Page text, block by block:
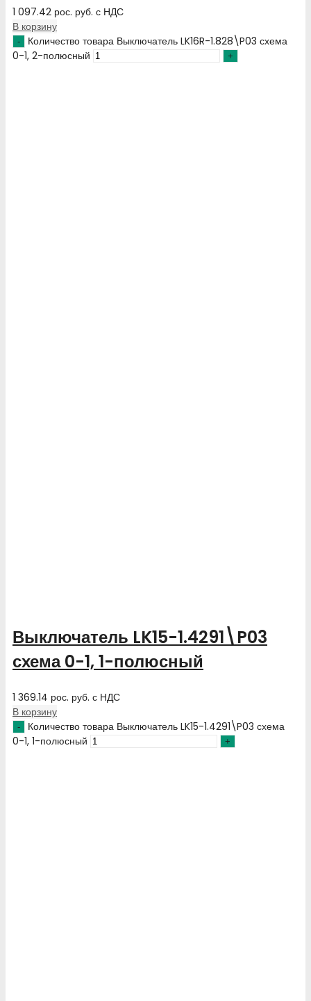
1 097.42 рос. руб. с НДС
В корзину
Количество товара Выключатель LK16R-1.828\P03 схема
0-1, 2-полюсный
Выключатель LK15-1.4291\P03
схема 0-1, 1-полюсный
1 369.14 рос. руб. с НДС
В корзину
Количество товара Выключатель LK15-1.4291\P03 схема
0-1, 1-полюсный